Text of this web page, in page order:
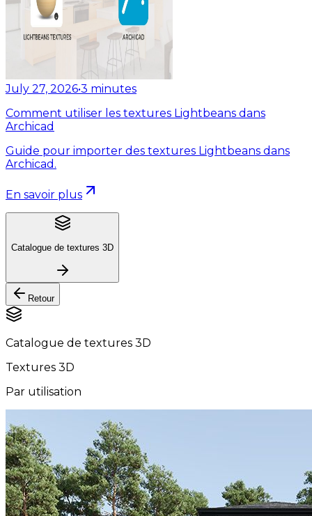
July 27, 2026•3 minutes
Comment utiliser les textures Lightbeans dans
Archicad
Guide pour importer des textures Lightbeans dans
Archicad.
En savoir plus
Catalogue de textures 3D
Retour
Catalogue de textures 3D
Textures 3D
Par utilisation